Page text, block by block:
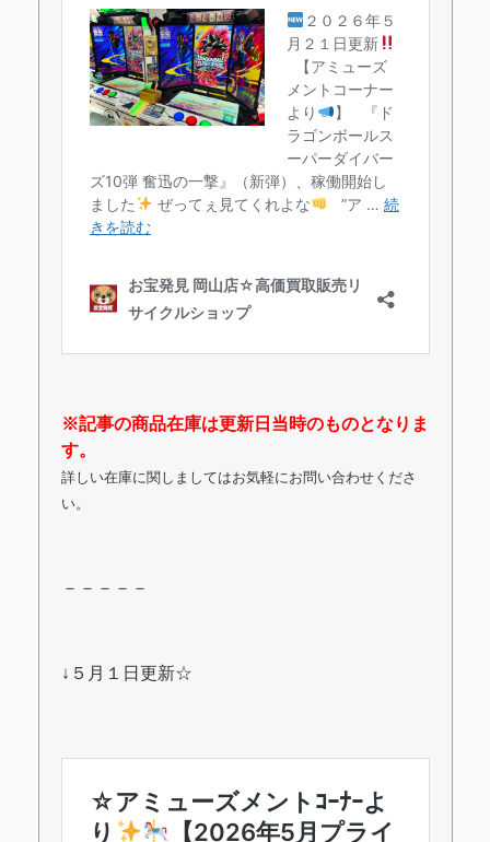
※記事の商品在庫は更新日当時のものとなりま
す。
詳しい在庫に関しましてはお気軽にお問い合わせくださ
い。
－－－－－
↓５月１日更新☆